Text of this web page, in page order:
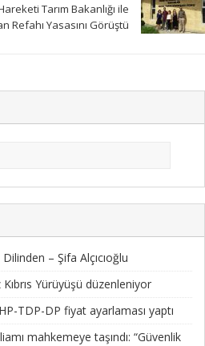
Tarım Bakanlığı ile
Refahı Yasasını Görüştü
– Şifa Alçıcıoğlu
Yürüyüşü düzenleniyor
TDP-DP fiyat ayarlaması yaptı
mahkemeye taşındı: “Güvenlik